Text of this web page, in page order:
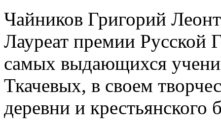
Чайников Григорий
Лауреат премии Русской
самых выдающихся
Ткачевых, в своем
деревни и крестьянского